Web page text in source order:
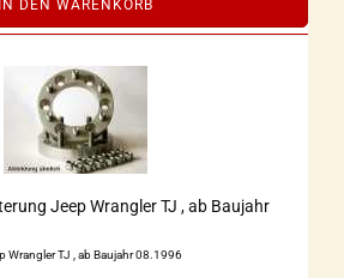
IN DEN WARENKORB
Jeep Wrangler TJ , ab Baujahr
Wrangler TJ , ab Baujahr 08.1996